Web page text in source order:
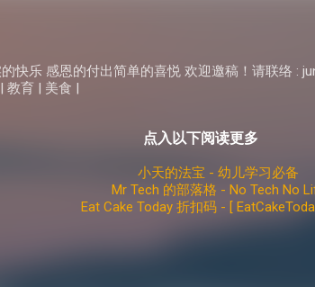
快乐 感恩的付出简单的喜悦 欢迎邀稿！请联络 :
教育 | 美食 |
点入以下阅读更多
小天的法宝 - 幼儿学习必备
Mr Tech 的部落格 - No Tech No
Eat Cake Today 折扣码 - [